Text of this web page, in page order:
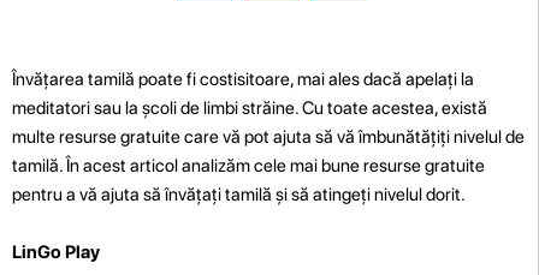
Învățarea tamilă poate fi costisitoare, mai ales dacă apelați la
meditatori sau la școli de limbi străine. Cu toate acestea, există
multe resurse gratuite care vă pot ajuta să vă îmbunătățiți nivelul de
tamilă. În acest articol analizăm cele mai bune resurse gratuite
pentru a vă ajuta să învățați tamilă și să atingeți nivelul dorit.
LinGo Play